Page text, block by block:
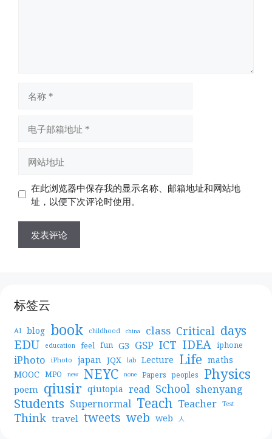
址
址
在此浏览器中保存我的显示名称、邮箱地址和网站地
址，以便下次评论时使用。
标签云
AI blog book childhood china class Critical days
EDU education feel fun G3 GSP ICT IDEA iphone
iPhoto iPhoto japan JQX lab Lecture Life maths
MOOC MPO new NEYC none Papers peoples Physics
poem qiusir qiutopia read School shenyang
Students Supernormal Teach Teacher Test
Think travel tweets web web 人